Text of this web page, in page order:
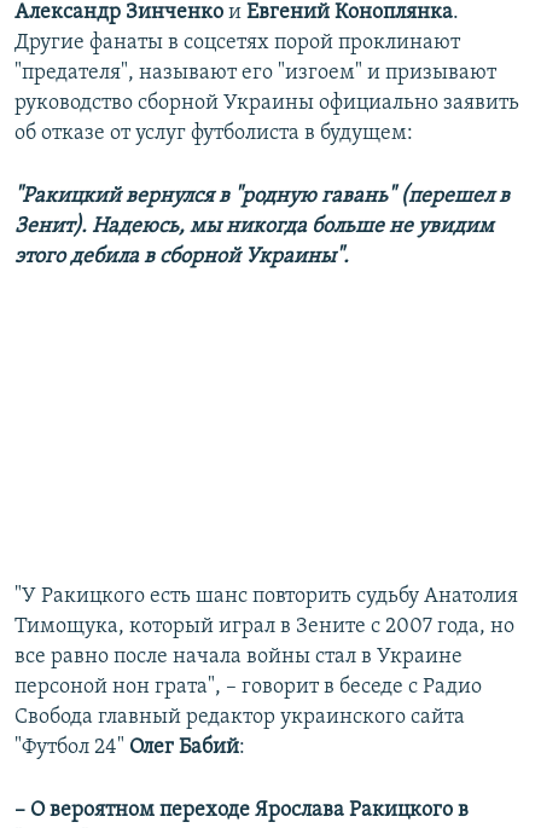
Александр Зинченко и Евгений Коноплянка.
Другие фанаты в соцсетях порой проклинают
"предателя", называют его "изгоем" и призывают
руководство сборной Украины официально заявить
об отказе от услуг футболиста в будущем:
"Ракицкий вернулся в "родную гавань" (перешел в
Зенит). Надеюсь, мы никогда больше не увидим
этого дебила в сборной Украины".
"У Ракицкого есть шанс повторить судьбу Анатолия
Тимощука, который играл в Зените с 2007 года, но
все равно после начала войны стал в Украине
персоной нон грата", – говорит в беседе с Радио
Свобода главный редактор украинского сайта
"Футбол 24" Олег Бабий:
– О вероятном переходе Ярослава Ракицкого в